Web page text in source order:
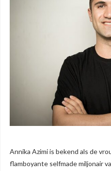
Annika Azimi is bekend als de
flamboyante selfmade miljonair